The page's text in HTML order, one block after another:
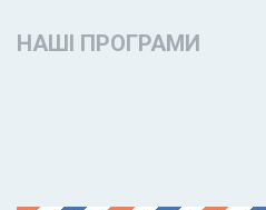
НАШІ ПРОГРАМИ